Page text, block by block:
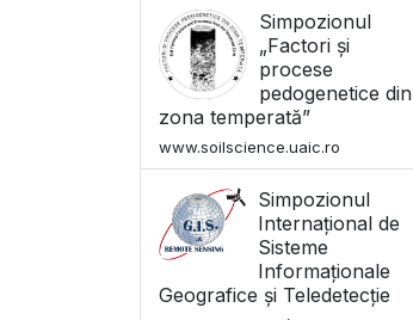
Simpozionul
„Factori și
procese
pedogenetice din
zona temperată”
www.soilscience.uaic.ro
Simpozionul
Internațional de
Sisteme
Informaționale
Geografice și Teledetecție